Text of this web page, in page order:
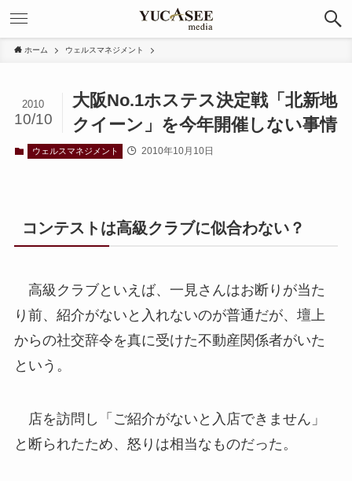
ホーム ウェルスマネジメント
大阪No.1ホステス決定戦「北新地
クイーン」を今年開催しない事情
2010
10/10
ウェルスマネジメント 2010年10月10日
コンテストは高級クラブに似合わない？
高級クラブといえば、一見さんはお断りが当た
り前、紹介がないと入れないのが普通だが、壇上
からの社交辞令を真に受けた不動産関係者がいた
という。
店を訪問し「ご紹介がないと入店できません」
と断られたため、怒りは相当なものだった。